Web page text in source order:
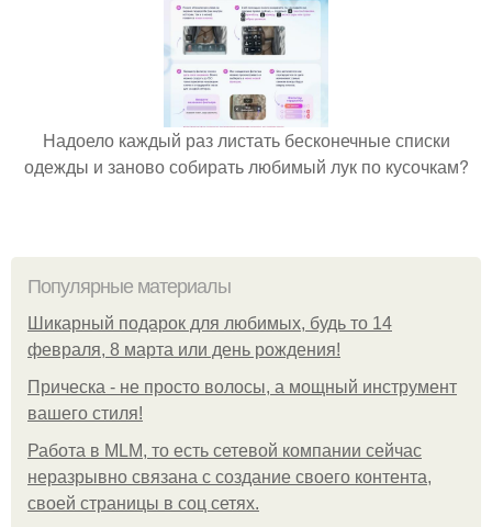
Надоело каждый раз листать бесконечные списки
одежды и заново собирать любимый лук по кусочкам?
Популярные материалы
Шикарный подарок для любимых, будь то 14
февраля, 8 марта или день рождения!
Прическа - не просто волосы, а мощный инструмент
вашего стиля!
Работа в MLM, то есть сетевой компании сейчас
неразрывно связана с создание своего контента,
своей страницы в соц сетях.